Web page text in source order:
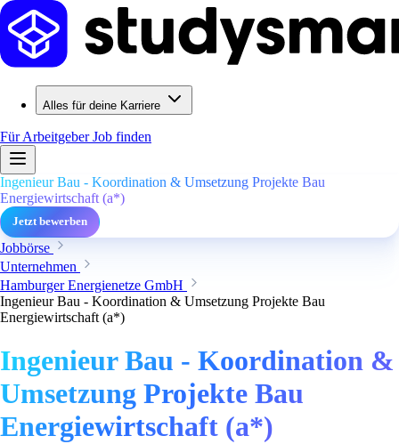
Alles für deine Karriere
Für ArbeitgeberJob finden
Ingenieur Bau - Koordination & Umsetzung Projekte Bau
Energiewirtschaft (a*)
Jetzt bewerben
Jobbörse
Unternehmen
Hamburger Energienetze GmbH
Ingenieur Bau - Koordination & Umsetzung Projekte Bau
Energiewirtschaft (a*)
Ingenieur Bau - Koordination &
Umsetzung Projekte Bau
Energiewirtschaft (a*)